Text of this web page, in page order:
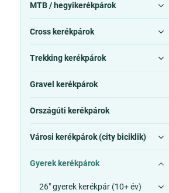
MTB / hegyikerékpárok
Cross kerékpárok
Trekking kerékpárok
Gravel kerékpárok
Országúti kerékpárok
Városi kerékpárok (city biciklik)
Gyerek kerékpárok
26" gyerek kerékpár (10+ év)